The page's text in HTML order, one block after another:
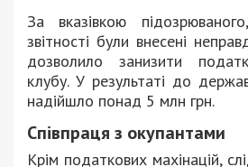
За вказівкою
звітності були внесені
дозволило занизити
клубу. У результаті до
надійшло понад 5 млн грн.
Співпраця з окупантами
Крім податкових махінацій,